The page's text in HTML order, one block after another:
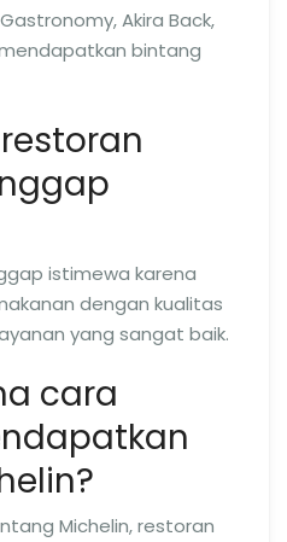
Akira Back,
bintang
istimewa karena
dengan kualitas
yang sangat baik.
cara
Michelin, restoran